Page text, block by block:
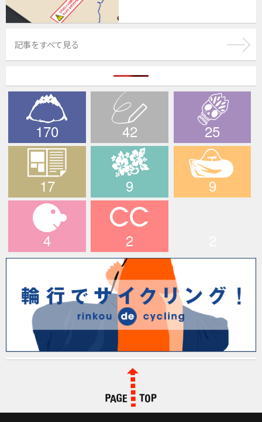
記事をすべて見る
The PEAKS
170
ブログ
42
デスライド
25
メディア情報
17
ハワイツアー
9 9
マイキャラ
4
CCライド
2
longridefan.com
PAGE TOP